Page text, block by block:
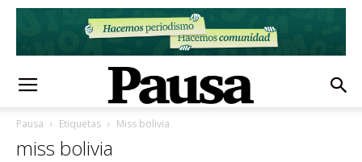
Pausa Etiquetas Miss bolivia
miss bolivia